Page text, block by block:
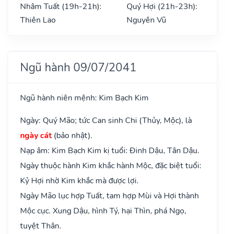
Nhâm Tuất (19h-21h):
Thiên Lao
Quý Hợi (21h-23h):
Nguyên Vũ
Ngũ hành 09/07/2041
Ngũ hành niên mệnh: Kim Bạch Kim
Ngày: Quý Mão; tức Can sinh Chi (Thủy, Mộc), là
ngày cát(bảo nhật).
Nạp âm: Kim Bạch Kim kị tuổi: Đinh Dậu, Tân Dậu.
Ngày thuộc hành Kim khắc hành Mộc, đặc biệt tuổi:
Kỷ Hợi nhờ Kim khắc mà được lợi.
Ngày Mão lục hợp Tuất, tam hợp Mùi và Hợi thành
Mộc cục. Xung Dậu, hình Tý, hại Thìn, phá Ngọ,
tuyệt Thân.